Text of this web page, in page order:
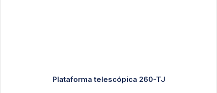
Plataforma telescópica 260-TJ